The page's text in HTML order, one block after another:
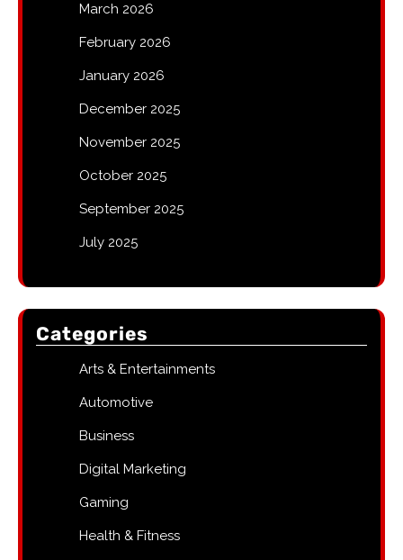
March 2026
February 2026
January 2026
December 2025
November 2025
October 2025
September 2025
July 2025
Categories
Arts & Entertainments
Automotive
Business
Digital Marketing
Gaming
Health & Fitness